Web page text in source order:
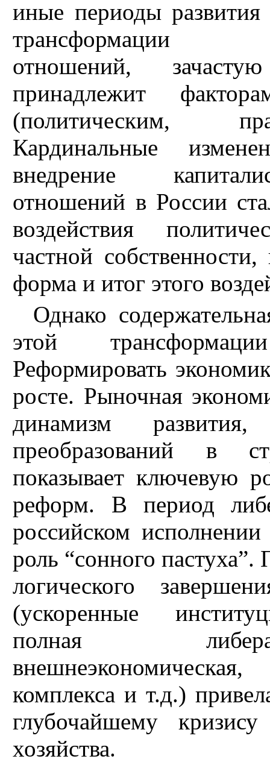
иные периоды
трансформации
отношений,
принадлежит
(политическим,
Кардинальные
внедрение
отношений в России
воздействия
частной
форма и итог этого
Однако
этой
Реформировать
росте. Рыночная
динамизм
преобразований в
показывает ключевую
реформ. В период
российском исполнении
роль “сонного
логического
(ускоренные
полная
комплекса и т.д.)
глубочайшему
хозяйства.